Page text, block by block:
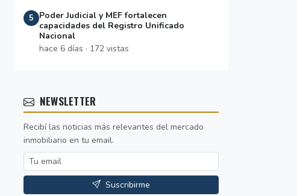
5
Poder Judicial y MEF fortalecen
capacidades del Registro Unificado
Nacional
hace 6 días · 172 vistas
NEWSLETTER
Recibí las noticias más relevantes del mercado
inmobiliario en tu email.
Suscribirme